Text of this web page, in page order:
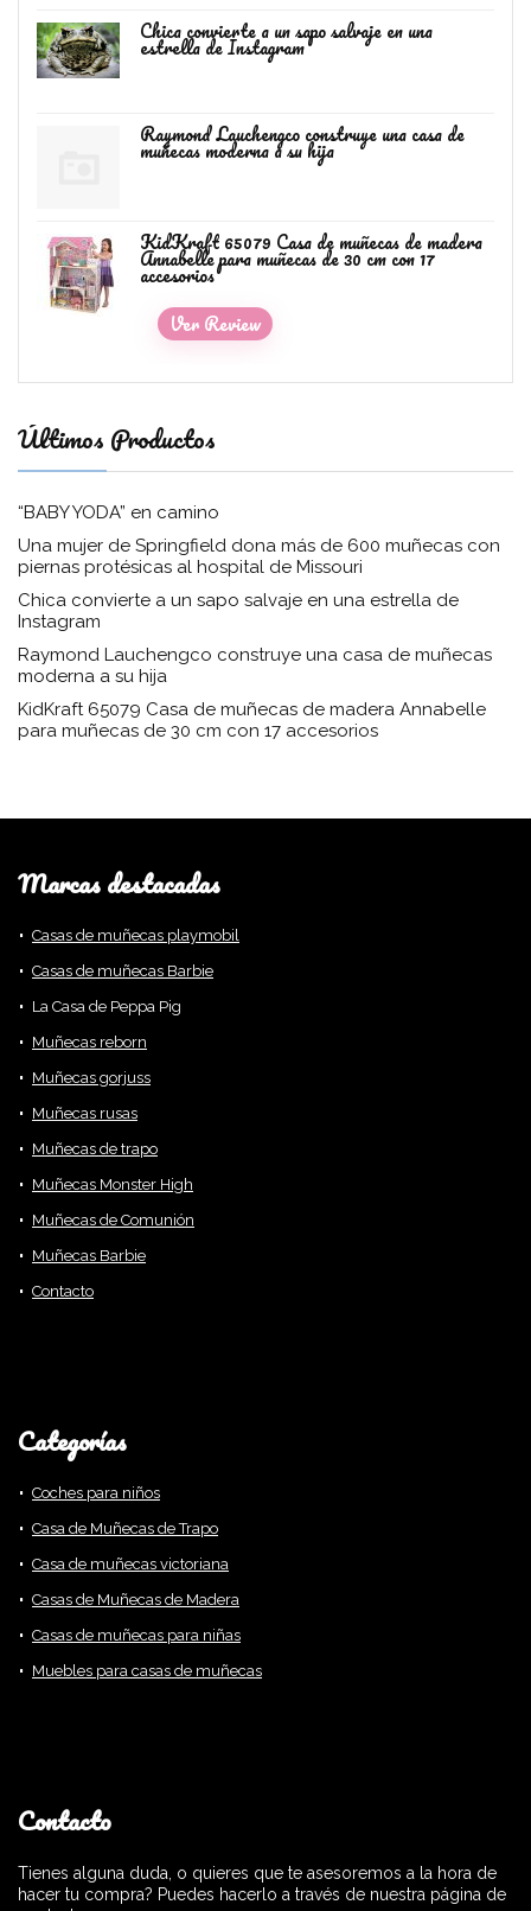
Chica convierte a un sapo salvaje en una
estrella de Instagram
Raymond Lauchengco construye una casa de
muñecas moderna a su hija
KidKraft 65079 Casa de muñecas de madera
Annabelle para muñecas de 30 cm con 17
accesorios
Ver Review
Últimos Productos
“BABY YODA” en camino
Una mujer de Springfield dona más de 600 muñecas con
piernas protésicas al hospital de Missouri
Chica convierte a un sapo salvaje en una estrella de
Instagram
Raymond Lauchengco construye una casa de muñecas
moderna a su hija
KidKraft 65079 Casa de muñecas de madera Annabelle
para muñecas de 30 cm con 17 accesorios
Marcas destacadas
Casas de muñecas playmobil
Casas de muñecas Barbie
La Casa de Peppa Pig
Muñecas reborn
Muñecas gorjuss
Muñecas rusas
Muñecas de trapo
Muñecas Monster High
Muñecas de Comunión
Muñecas Barbie
Contacto
Categorías
Coches para niños
Casa de Muñecas de Trapo
Casa de muñecas victoriana
Casas de Muñecas de Madera
Casas de muñecas para niñas
Muebles para casas de muñecas
Contacto
Tienes alguna duda, o quieres que te asesoremos a la hora de
hacer tu compra? Puedes hacerlo a través de nuestra página de